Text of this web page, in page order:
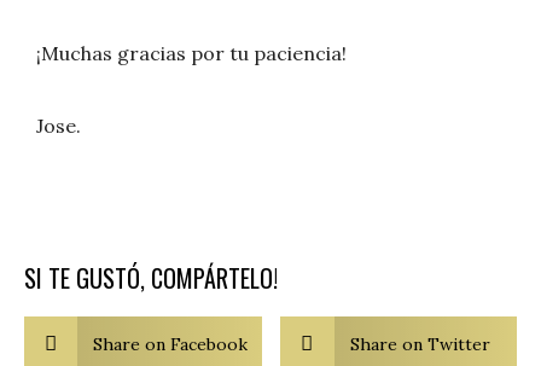
¡Muchas gracias por tu paciencia!
Jose.
SI TE GUSTÓ, COMPÁRTELO!
Share on Facebook Share on Twitter